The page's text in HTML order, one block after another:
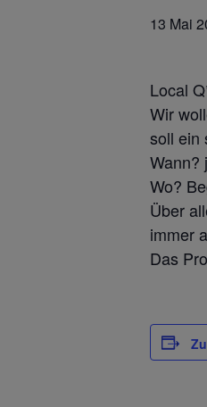
13 Mai
Local
Wir
soll ein
Wann?
Wo?
Über
immer
Das